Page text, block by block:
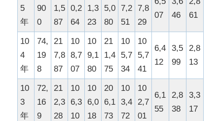
5
年
90
0
1,5
87
0,2
64
1,3
23
5,0
80
7,2
51
7,8
29
07
46
61
10
4
年
74,
19
8
21
7,8
87
10
8,7
07
10
9,1
80
21
1,4
75
10
5,7
34
10
5,7
41
6,4
12
3,5
99
2,8
13
10
3
年
72,
16
9
21
2,3
28
10
6,3
10
10
6,0
18
20
6,1
73
10
3,4
72
10
2,7
01
6,1
55
2,8
38
3,3
17